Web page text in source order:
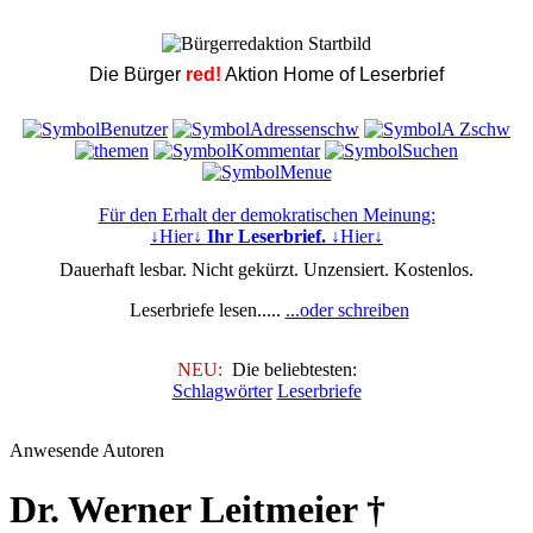
Die Bürger red! Aktion Home of Leserbrief
Für den Erhalt der demokratischen Meinung:
↓Hier↓ Ihr Leserbrief. ↓Hier↓
Dauerhaft lesbar. Nicht gekürzt. Unzensiert. Kostenlos.
Leserbriefe lesen..... ...oder schreiben
NEU: Die beliebtesten:
Schlagwörter Leserbriefe
Anwesende Autoren
Dr. Werner Leitmeier †